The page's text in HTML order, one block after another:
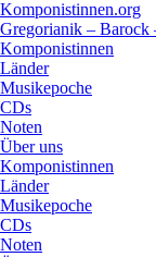
Komponistinnen.org
Gregorianik – Barock
Komponistinnen
Länder
Musikepoche
CDs
Noten
Über uns
Komponistinnen
Länder
Musikepoche
CDs
Noten